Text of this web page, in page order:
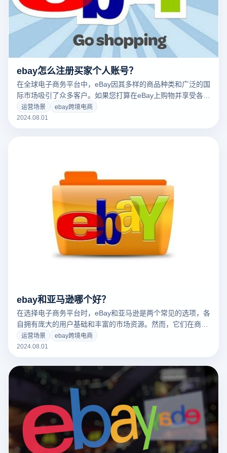
ebay怎么注册买家个人账号？
在全球电子商务平台中，eBay因其多样的商品种类和广泛的国
际市场吸引了众多客户。如果您打算在eBay上购物并享受各种
产品与便捷服务，您需要首先注册一个eBay客户账户。ebay
怎么注册?以下是详细的注册流程，帮助您快速完成注册并开
运营场景
ebay跨境电商
2024.08.01
ebay和亚马逊哪个好？
在选择电子商务平台时，eBay和亚马逊是两个常见的选项，各
自拥有庞大的用户基础和丰富的市场资源。然而，它们在商业
模式、市场定位和运营策略上存在显著差异，这使得它们适合
不同类型的企业和消费者。eBay和亚马逊之间，哪个平台更适
助您理解它们的优缺点，从而做出更明智的选择。
运营场景
ebay跨境电商
2024.08.01